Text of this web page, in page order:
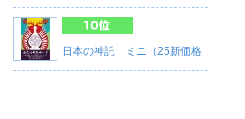
日本の神託 ミニ（25新価格